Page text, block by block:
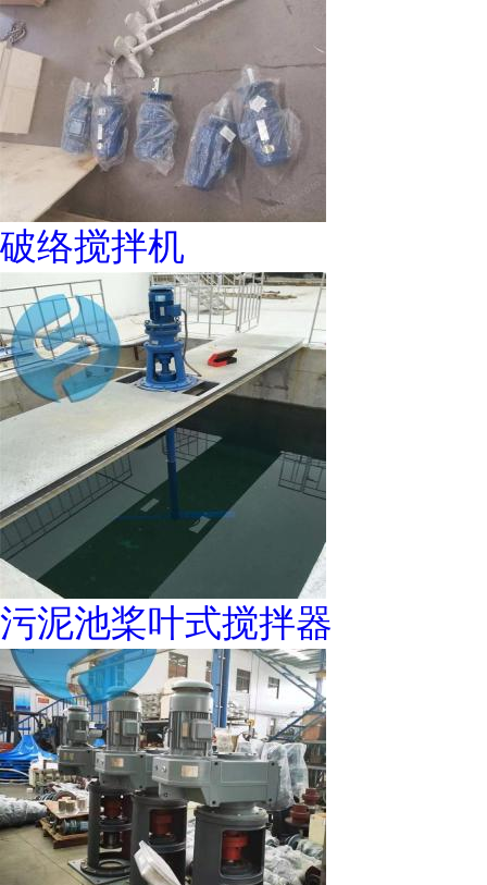
破络搅拌机
污泥池桨叶式搅拌器